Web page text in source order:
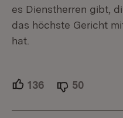
es Dienstherren gibt,
das höchste Gericht
hat.
136 Unterstützer.
50